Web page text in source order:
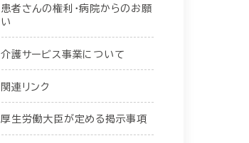
患者さんの権利・病院からのお願
い
介護サービス事業について
関連リンク
厚生労働大臣が定める掲示事項